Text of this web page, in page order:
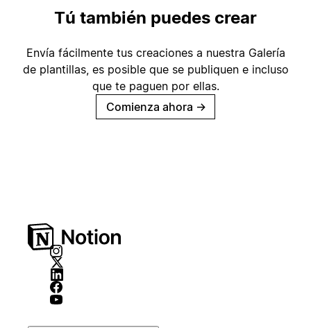
Tú también puedes crear
Envía fácilmente tus creaciones a nuestra Galería
de plantillas, es posible que se publiquen e incluso
que te paguen por ellas.
Comienza ahora →